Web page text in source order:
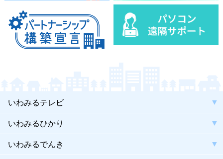
いわみるテレビ
いわみるひかり
いわみるでんき